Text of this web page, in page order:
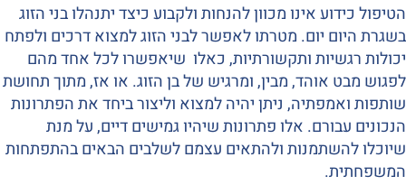
הטיפול כידוע אינו מכוון להנחות ולקבוע כיצד יתנהלו בני הזוג
בשגרת היום יום. מטרתו לאפשר לבני הזוג למצוא דרכים ולפתח
יכולות רגשיות ותקשורתיות, כאלו שיאפשרו לכל אחד מהם
לפגוש מבט אוהד, מבין, ומרגיש של בן הזוג. או אז, מתוך תחושת
שותפות ואמפתיה, ניתן יהיה למצוא וליצור ביחד את הפתרונות
הנכונים עבורם. אלו פתרונות שיהיו גמישים דיים, על מנת
שיוכלו להשתמנות ולהתאים עצמם לשלבים הבאים בהתפתחות
המשפחתית.